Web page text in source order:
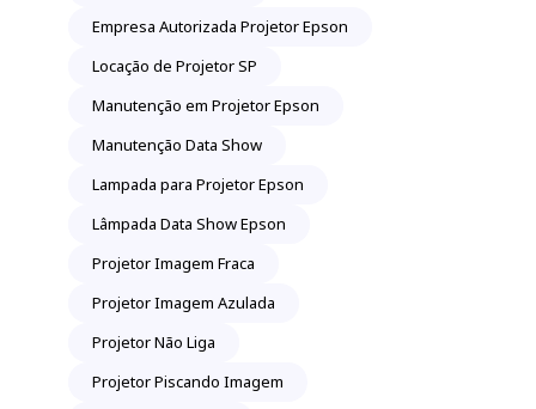
Empresa Autorizada Projetor Epson
Locação de Projetor SP
Manutenção em Projetor Epson
Manutenção Data Show
Lampada para Projetor Epson
Lâmpada Data Show Epson
Projetor Imagem Fraca
Projetor Imagem Azulada
Projetor Não Liga
Projetor Piscando Imagem